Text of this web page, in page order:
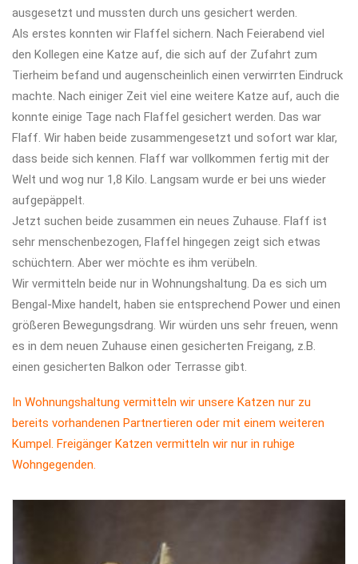
ausgesetzt und mussten durch uns gesichert werden.
Als erstes konnten wir Flaffel sichern. Nach Feierabend viel
den Kollegen eine Katze auf, die sich auf der Zufahrt zum
Tierheim befand und augenscheinlich einen verwirrten Eindruck
machte. Nach einiger Zeit viel eine weitere Katze auf, auch die
konnte einige Tage nach Flaffel gesichert werden. Das war
Flaff. Wir haben beide zusammengesetzt und sofort war klar,
dass beide sich kennen. Flaff war vollkommen fertig mit der
Welt und wog nur 1,8 Kilo. Langsam wurde er bei uns wieder
aufgepäppelt.
Jetzt suchen beide zusammen ein neues Zuhause. Flaff ist
sehr menschenbezogen, Flaffel hingegen zeigt sich etwas
schüchtern. Aber wer möchte es ihm verübeln.
Wir vermitteln beide nur in Wohnungshaltung. Da es sich um
Bengal-Mixe handelt, haben sie entsprechend Power und einen
größeren Bewegungsdrang. Wir würden uns sehr freuen, wenn
es in dem neuen Zuhause einen gesicherten Freigang, z.B.
einen gesicherten Balkon oder Terrasse gibt.
In Wohnungshaltung vermitteln wir unsere Katzen nur zu
bereits vorhandenen Partnertieren oder mit einem weiteren
Kumpel. Freigänger Katzen vermitteln wir nur in ruhige
Wohngegenden.